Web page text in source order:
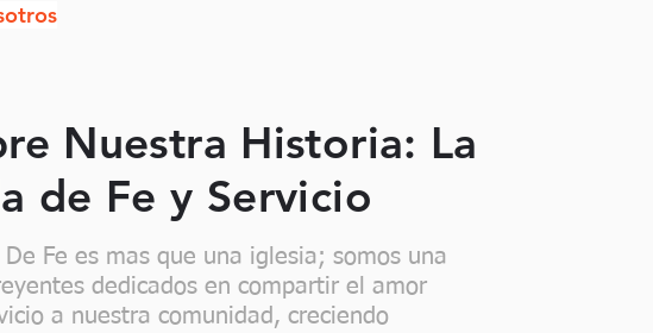
Nuestra Historia: La
de Fe y Servicio
De Fe es mas que una iglesia; somos una
dedicados en compartir el amor
a nuestra comunidad, creciendo